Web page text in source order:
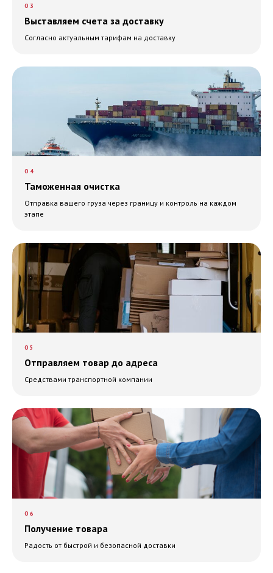
03
Выставляем счета за доставку
Согласно актуальным тарифам на доставку
04
Таможенная очистка
Отправка вашего груза через границу и контроль на каждом
этапе
05
Отправляем товар до адреса
Средствами транспортной компании
06
Получение товара
Радость от быстрой и безопасной доставки